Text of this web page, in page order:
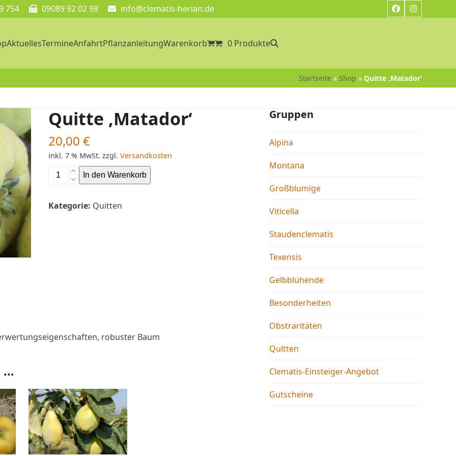
754 09089 92 02 98 info@clematis-herian.de FacebookInstagram
AktuellesTermineAnfahrtPflanzanleitungWarenkorb 0 Produkte
Startseite » Shop » Quitte ‚Matador‘
Quitte ‚Matador‘
20,00 €
inkl. 7 % MwSt. zzgl. Versandkosten
Quitte
'Matador'
In den Warenkorb
Kategorie: Quitten
robuster Baum
…
Gruppen
Alpina
Montana
Großblumige
Viticella
Staudenclematis
Texensis
Gelbblühende
Besonderheiten
Obstraritäten
Quitten
Clematis-Einsteiger-Angebot
Gutscheine